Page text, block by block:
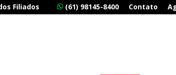
Filiados (61) 98145-8400 Contato